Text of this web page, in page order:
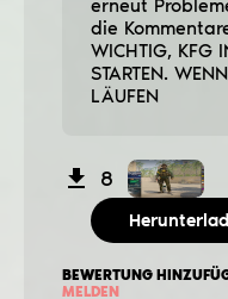
erneut
die
WICHTIG, KFG
STARTEN.
LÄUFEN
8
BEWERTUNG
MELDEN